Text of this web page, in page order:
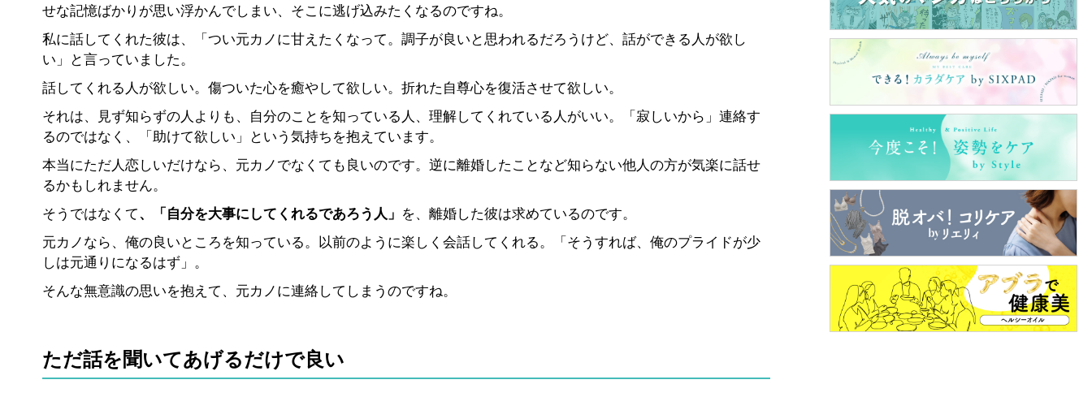
せな記憶ばかりが思い浮かんでしまい、そこに逃げ込みたくなるのですね。
私に話してくれた彼は、「つい元カノに甘えたくなって。調子が良いと思われるだろうけど、話ができる人が欲し
い」と言っていました。
話してくれる人が欲しい。傷ついた心を癒やして欲しい。折れた自尊心を復活させて欲しい。
それは、見ず知らずの人よりも、自分のことを知っている人、理解してくれている人がいい。「寂しいから」連絡す
るのではなく、「助けて欲しい」という気持ちを抱えています。
本当にただ人恋しいだけなら、元カノでなくても良いのです。逆に離婚したことなど知らない他人の方が気楽に話せ
るかもしれません。
そうではなくて、「自分を大事にしてくれるであろう人」 を、離婚した彼は求めているのです。
元カノなら、俺の良いところを知っている。以前のように楽しく会話してくれる。「そうすれば、俺のプライドが少
しは元通りになるはず」。
そんな無意識の思いを抱えて、元カノに連絡してしまうのですね。
ただ話を聞いてあげるだけで良い